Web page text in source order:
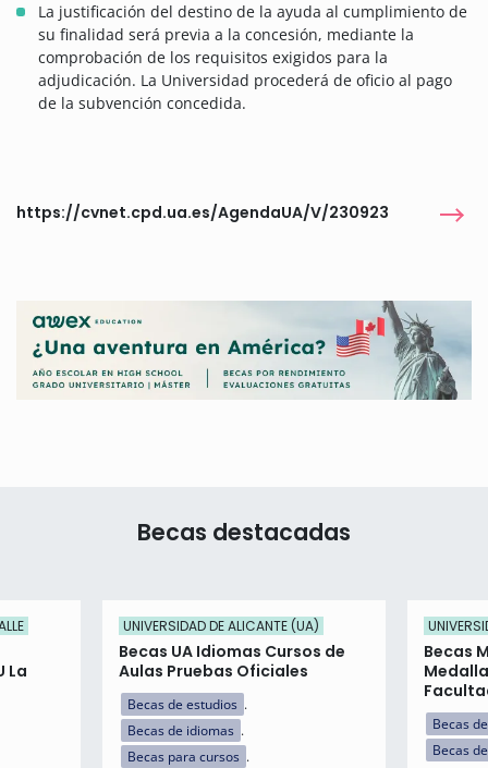
La justificación del destino de la ayuda al cumplimiento de
su finalidad será previa a la concesión, mediante la
comprobación de los requisitos exigidos para la
adjudicación. La Universidad procederá de oficio al pago
de la subvención concedida.
https://cvnet.cpd.ua.es/AgendaUA/V/230923
Becas destacadas
La
UNIVERSIDAD DE ALICANTE (UA)
Becas UA Idiomas Cursos de
Aulas Pruebas Oficiales
Becas de estudios
Becas de idiomas
Becas para cursos
Becas
Becas
Becas